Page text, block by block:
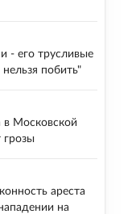
- его трусливые
побить"
в Московской
грозы
ареста
на